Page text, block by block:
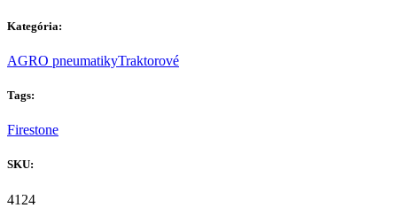
Kategória:
AGRO pneumatikyTraktorové
Tags:
Firestone
SKU:
4124